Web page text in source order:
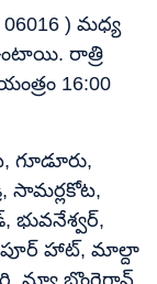
) మధ్య
రాత్రి
16:00
గూడూరు,
సామర్లకోట,
భువనేశ్వర్,
హాట్, మాల్దా
న్యూ బొంగైగావ్,